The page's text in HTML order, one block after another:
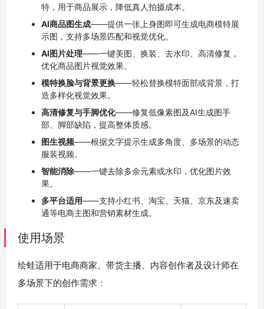
特，用于商品展示，降低真人拍摄成本。
AI商品图生成——提供一张上身图即可生成电商模特展
示图，支持多场景匹配和视觉优化。
AI图片处理——一键美图、换装、去水印、高清修复，
优化商品图片视觉效果。
模特换脸与背景更换——轻松替换模特面部或背景，打
造多样化视觉效果。
高清修复与手脚优化——修复低像素图及AI生成图手
部、脚部缺陷，提高整体质感。
图生视频——根据文字提示生成多角度、多场景的动态
服装视频。
智能消除——一键去除多余元素或水印，优化图片效
果。
多平台适用——支持小红书、淘宝、天猫、京东及速卖
通等电商主图和营销素材生成。
使用场景
绘蛙适用于电商商家、带货主播、内容创作者及设计师在
多场景下的创作需求：